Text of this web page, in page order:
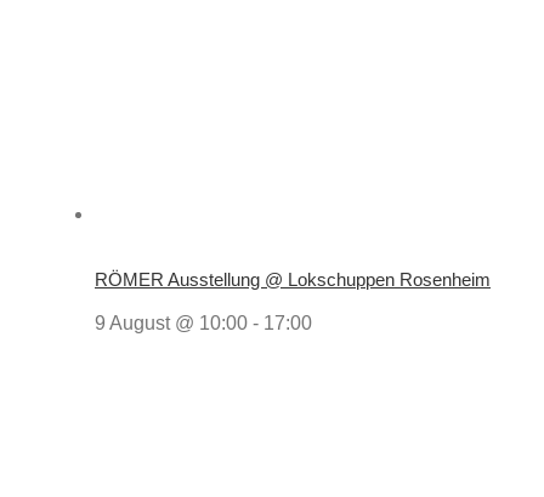
RÖMER Ausstellung @ Lokschuppen Rosenheim
9 August @ 10:00 - 17:00